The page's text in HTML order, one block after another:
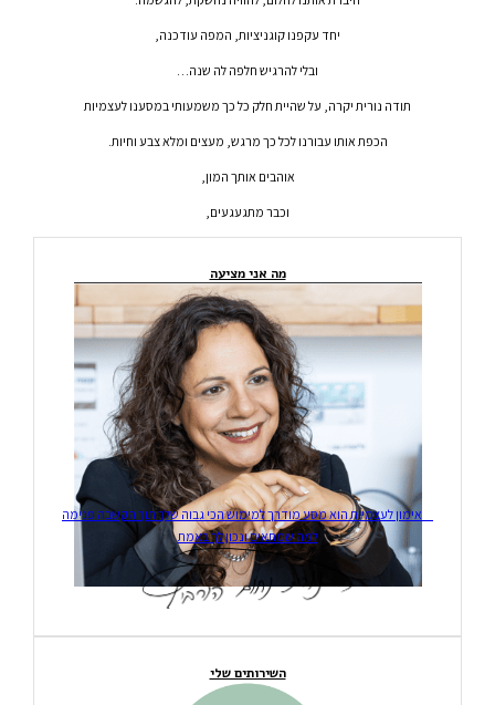
יחד עקפנו קוגניציות, המפה עודכנה,
ובלי להרגיש חלפה לה שנה…
תודה נורית יקרה, על שהיית חלק כל כך משמעותי במסענו לעצמיות
הכפת אותו עבורנו לכל כך מרגש, מעצים ומלא צבע וחיות.
אוהבים אותך המון,
וכבר מתגעגעים,
מה אני מציעה
אימון לעצמיות הוא מסע מודרך למימוש הכי גבוה שלך תוך הקשבה פנימה
למה שמתאים ונכון לך באמת
השירותים שלי